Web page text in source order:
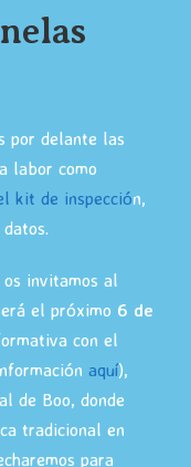
por delante las
labor como
kit de inspección,
invitamos al
el próximo 6 de
con el
aquí),
de Boo, donde
tradicional en
para